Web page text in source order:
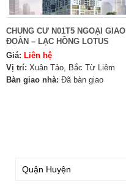
CHUNG CƯ N01T5 NGOẠI GIAO
ĐOÀN – LẠC HỒNG LOTUS
Giá: Liên hệ
Vị trí: Xuân Tảo, Bắc Từ Liêm
Bàn giao nhà: Đã bàn giao